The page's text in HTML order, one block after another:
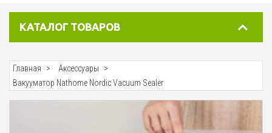
КАТАЛОГ ТОВАРОВ
Главная
Аксессуары
Вакууматор Nathome Nordic Vacuum Sealer